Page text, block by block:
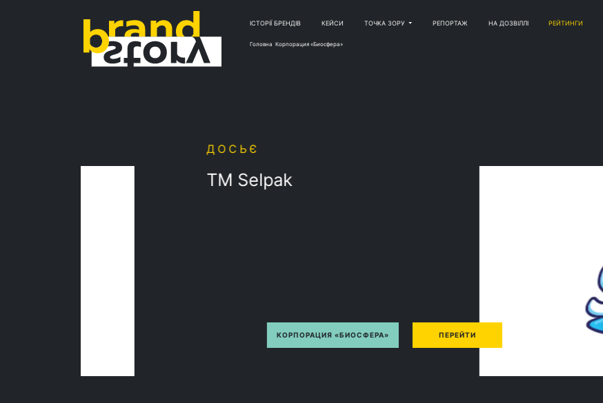
ІСТОРІЇ БРЕНДІВ КЕЙСИ ТОЧКА ЗОРУ РЕПОРТАЖ НА ДОЗВІЛЛІ РЕЙТИНГИ
Головна Корпорация «Биосфера»
ДОСЬЄ
ТМ Selpak
КОРПОРАЦИЯ «БИОСФЕРА»